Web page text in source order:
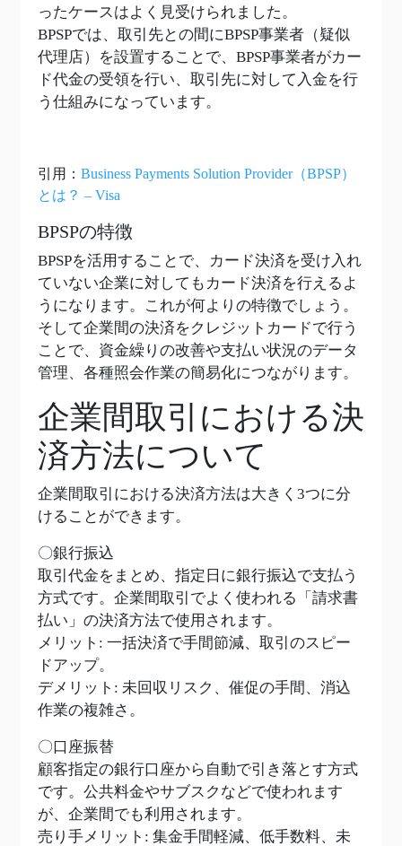
ったケースはよく見受けられました。
BPSPでは、取引先との間にBPSP事業者（疑似
代理店）を設置することで、BPSP事業者がカー
ド代金の受領を行い、取引先に対して入金を行
う仕組みになっています。
引用： Business Payments Solution Provider（BPSP）
とは？ – Visa
BPSPの特徴
BPSPを活用することで、カード決済を受け入れ
ていない企業に対してもカード決済を行えるよ
うになります。これが何よりの特徴でしょう。
そして企業間の決済をクレジットカードで行う
ことで、資金繰りの改善や支払い状況のデータ
管理、各種照会作業の簡易化につながります。
企業間取引における決
済方法について
企業間取引における決済方法は大きく3つに分
けることができます。
〇銀行振込
取引代金をまとめ、指定日に銀行振込で支払う
方式です。企業間取引でよく使われる「請求書
払い」の決済方法で使用されます。
メリット: 一括決済で手間節減、取引のスピー
ドアップ。
デメリット: 未回収リスク、催促の手間、消込
作業の複雑さ。
〇口座振替
顧客指定の銀行口座から自動で引き落とす方式
です。公共料金やサブスクなどで使われます
が、企業間でも利用されます。
売り手メリット: 集金手間軽減、低手数料、未